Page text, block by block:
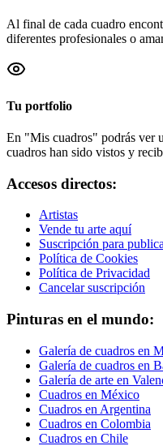
Al final de cada cuadro
diferentes profesionales o
Tu portfolio
En "Mis cuadros" podrás ver
cuadros han sido vistos y
Accesos directos:
Artistas
Vende tu arte aquí
Suscripción para
Política de Cookies
Política de Privacidad
Cancelar suscripción
Pinturas en el mundo:
Galería de cuadros en
Galería de cuadros en
Galería de arte en
Cuadros en México
Cuadros en Argentina
Cuadros en Colombia
Cuadros en Chile